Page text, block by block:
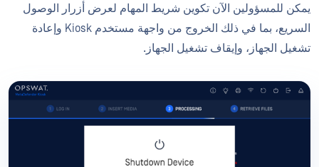
يمكن للمسؤولين الآن تكوين شريط المهام لعرض أزرار الوصول
السريع، بما في ذلك الخروج من واجهة مستخدم Kiosk وإعادة
تشغيل الجهاز، وإيقاف تشغيل الجهاز.